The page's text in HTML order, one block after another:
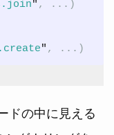
" ,
...)
" , ...)
ドの中に見える